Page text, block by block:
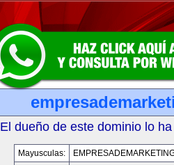
El dueño de este dominio lo
Mayusculas: